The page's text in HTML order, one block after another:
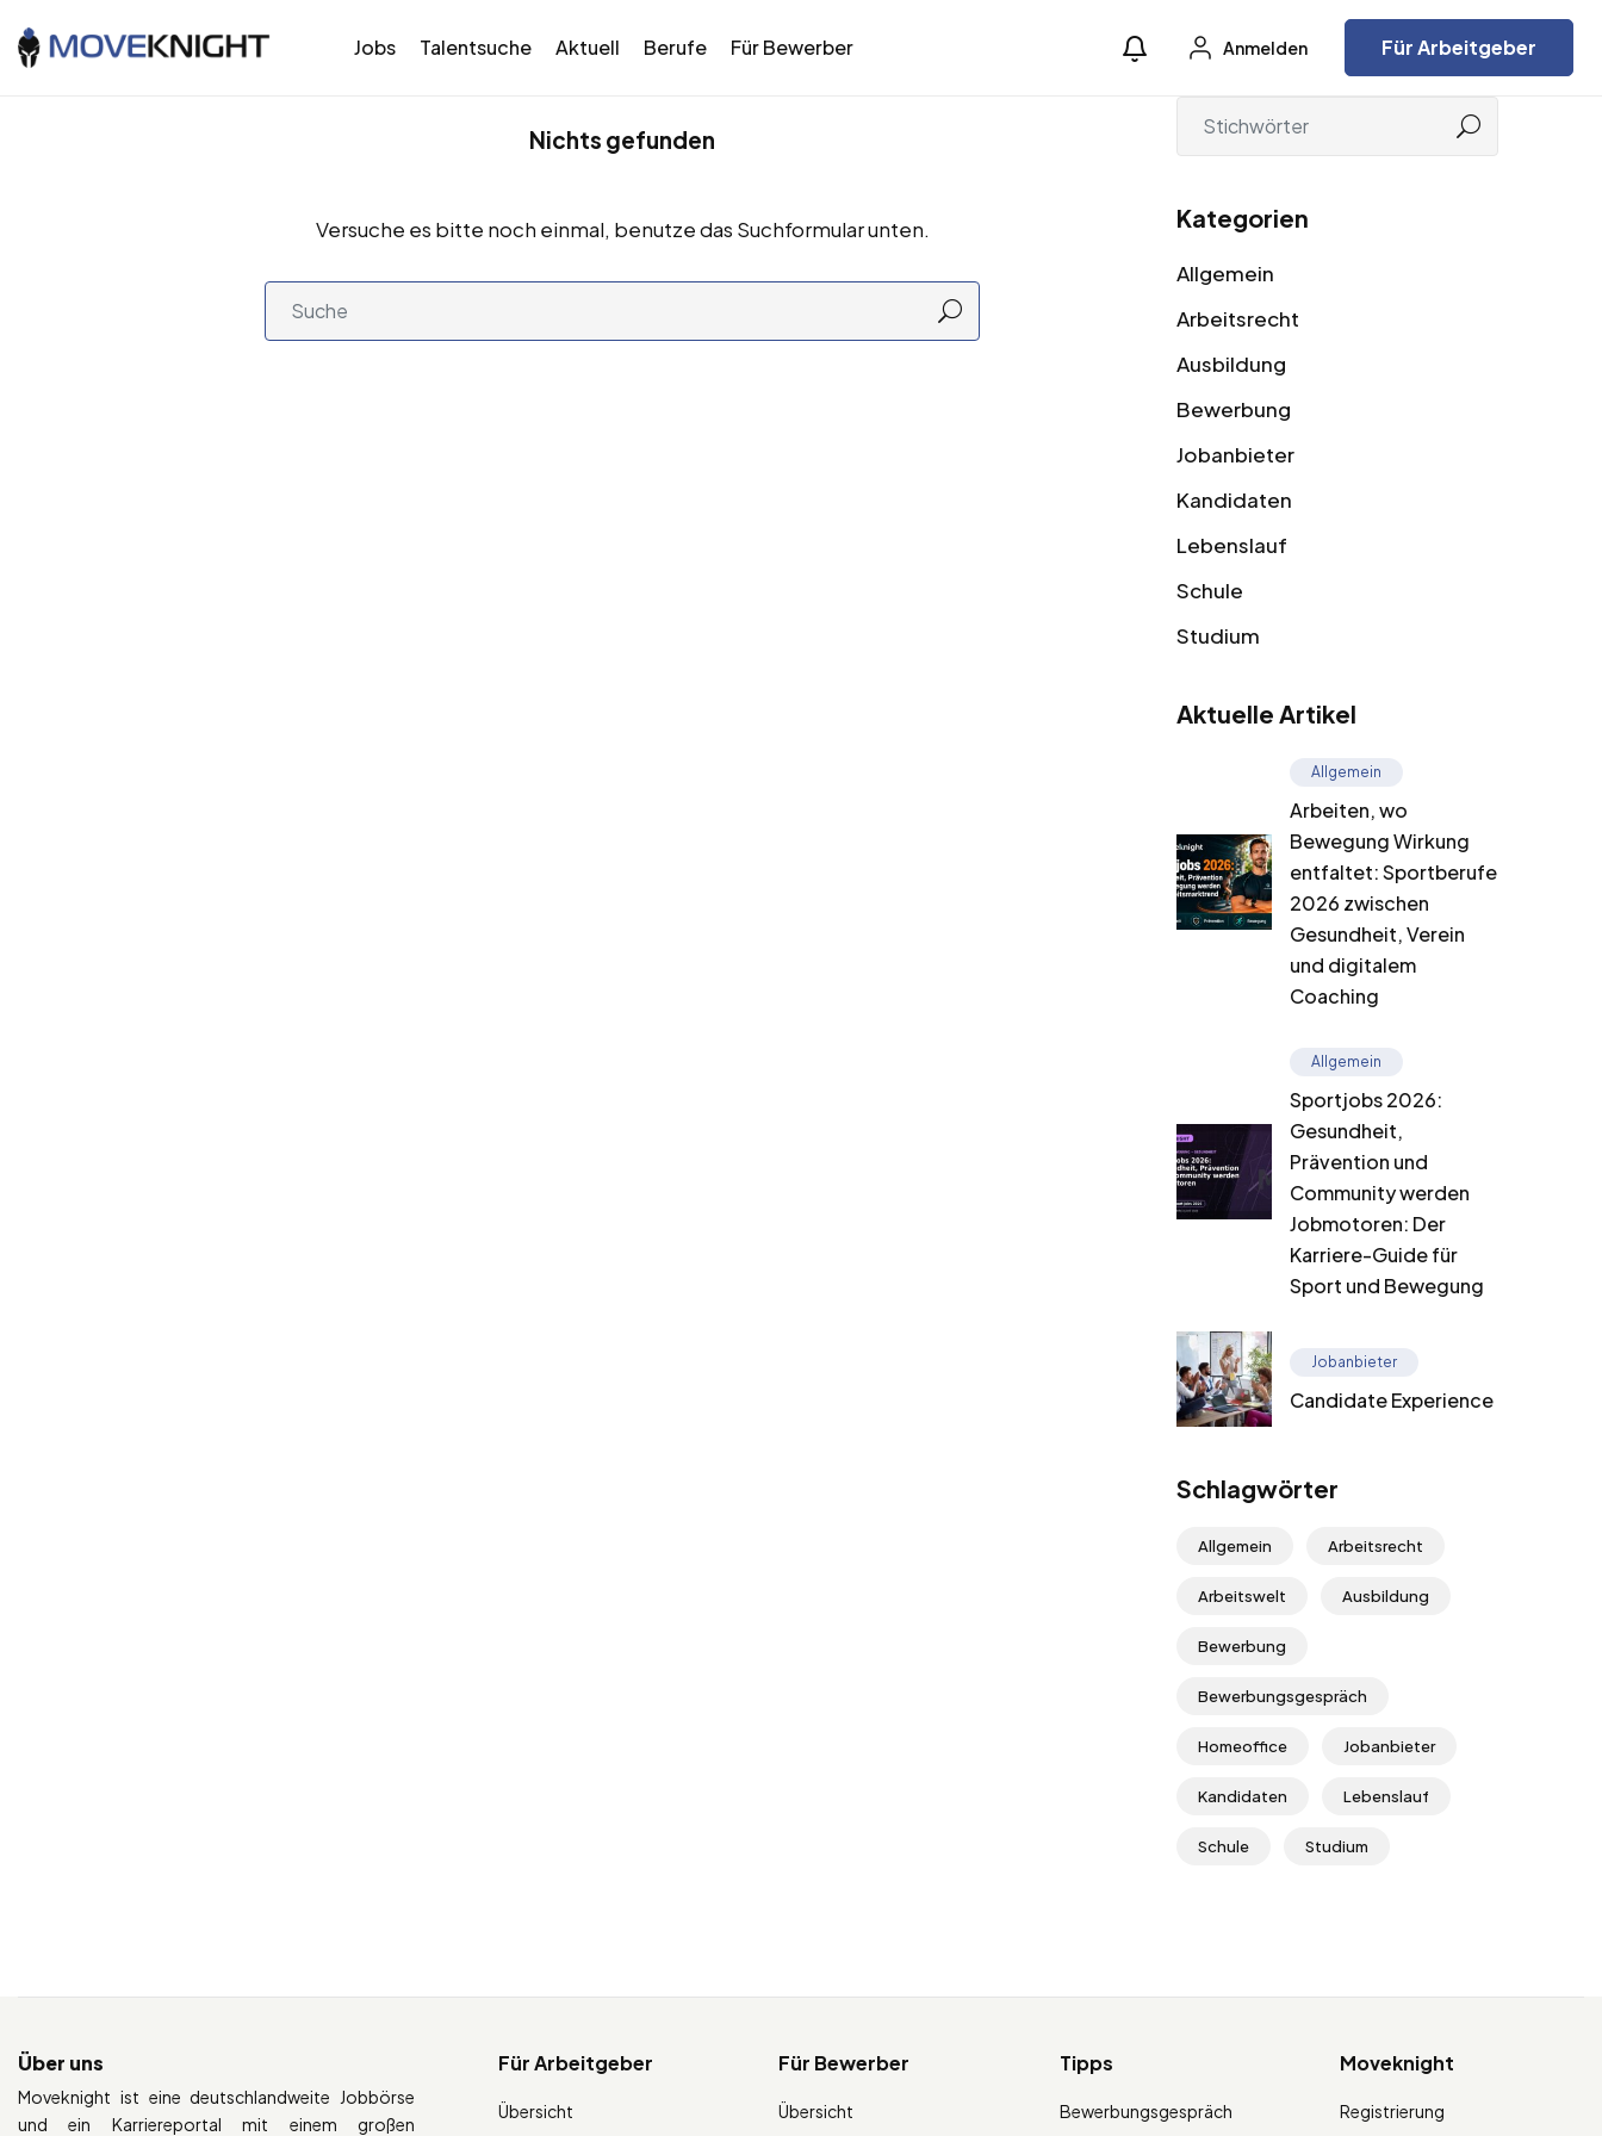
Jobs Talentsuche Aktuell Berufe Für Bewerber Anmelden Für Arbeitgeber
Nichts gefunden
Versuche es bitte noch einmal, benutze das Suchformular unten. Kategorien
Allgemein
Arbeitsrecht
Ausbildung
Bewerbung
Jobanbieter
Kandidaten
Lebenslauf
Schule
Studium
Aktuelle Artikel
Allgemein
Arbeiten, wo
Bewegung Wirkung
entfaltet: Sportberufe
2026 zwischen
Gesundheit, Verein
und digitalem
Coaching
Allgemein
Sportjobs 2026:
Gesundheit,
Prävention und
Community werden
Jobmotoren: Der
Karriere-Guide für
Sport und Bewegung
Jobanbieter
Candidate Experience
Schlagwörter
Allgemein Arbeitsrecht
Arbeitswelt Ausbildung
Bewerbung
Bewerbungsgespräch
Homeoffice Jobanbieter
Kandidaten Lebenslauf
Schule Studium
Über uns
Moveknight ist eine deutschlandweite Jobbörse
und ein Karriereportal mit einem großen
Für Arbeitgeber
Übersicht
Für Bewerber
Übersicht
Tipps
Bewerbungsgespräch
Moveknight
Registrierung